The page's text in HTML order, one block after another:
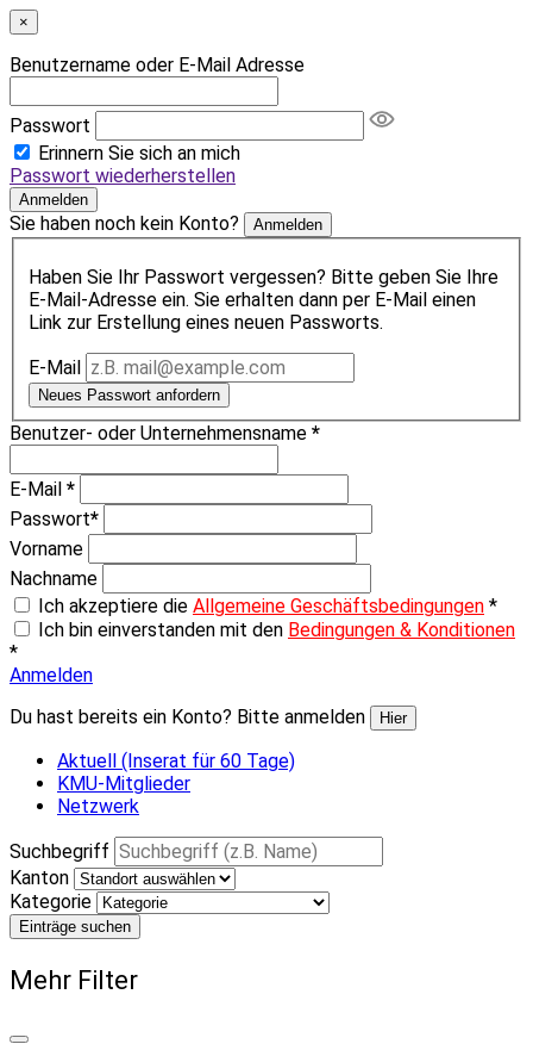
×
Benutzername oder E-Mail Adresse
Passwort
Erinnern Sie sich an mich
Passwort wiederherstellen
Anmelden
Sie haben noch kein Konto? Anmelden
Haben Sie Ihr Passwort vergessen? Bitte geben Sie Ihre
E-Mail-Adresse ein. Sie erhalten dann per E-Mail einen
Link zur Erstellung eines neuen Passworts.
E-Mail
Neues Passwort anfordern
Benutzer- oder Unternehmensname *
E-Mail *
Passwort*
Vorname
Nachname
Ich akzeptiere die Allgemeine Geschäftsbedingungen *
Ich bin einverstanden mit den Bedingungen & Konditionen
*
Anmelden
Du hast bereits ein Konto? Bitte anmelden
Hier
Aktuell (Inserat für 60 Tage)
KMU-Mitglieder
Netzwerk
Suchbegriff
Kanton
Kategorie
Einträge suchen
Mehr Filter